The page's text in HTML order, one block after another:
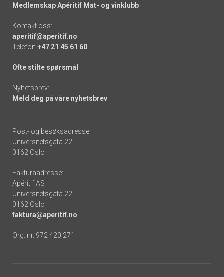
Medlemskap Apéritif Mat- og vinklubb
Kontakt oss:
aperitif@aperitif.no
Telefon +47 21 45 61 60
Ofte stilte spørsmål
Nyhetsbrev:
Meld deg på våre nyhetsbrev
Post- og besøksadresse:
Universitetsgata 22
0162 Oslo
Fakturaadresse:
Apéritif AS
Universitetsgata 22
0162 Oslo
faktura@aperitif.no
Org. nr. 972 420 271